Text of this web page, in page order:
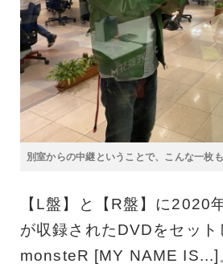
別室からの中継ということで、こんな一枚も
【L盤】と【R盤】に2020
が収録されたDVDをセッ
monsteR [MY NAME IS...]